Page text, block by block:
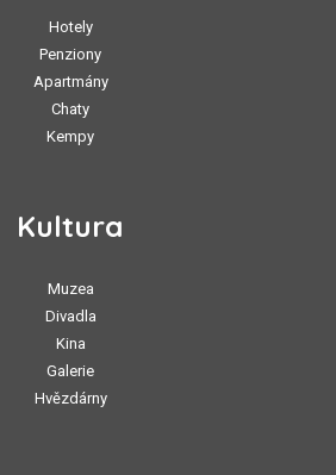
Hotely
Penziony
Apartmány
Chaty
Kempy
Kultura
Muzea
Divadla
Kina
Galerie
Hvězdárny